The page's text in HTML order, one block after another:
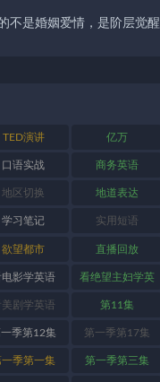
不是婚姻爱情，是阶层觉醒
TED演讲 亿万
口语实战 商务英语
地区切换 地道表达
学习笔记 实用短语
欲望都市 直播回放
电影学英语 看绝望主妇学英
语
美剧学英语 第11集
季第12集 第一季第17集
一季第一集 第一季第三集